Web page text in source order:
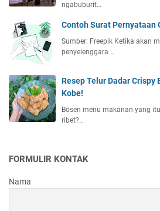
ngabuburit…
Contoh Surat Pernyataan
Sumber: Freepik Ketika akan
penyelenggara …
Resep Telur Dadar Crispy
Kobe!
Bosen menu makanan yang
ribet?…
FORMULIR KONTAK
Nama